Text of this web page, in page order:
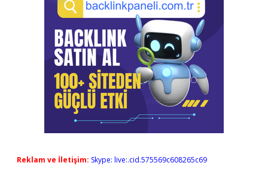
Reklam ve İletişim: Skype: live:.cid.575569c608265c69